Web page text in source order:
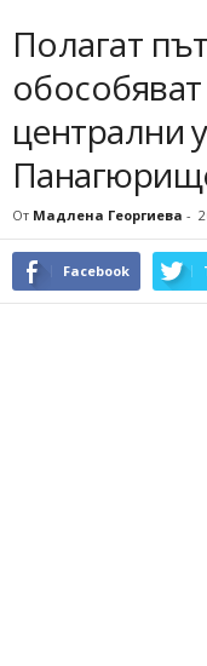
Полагат
централни
От Мадлена Георгиева -
Facebook